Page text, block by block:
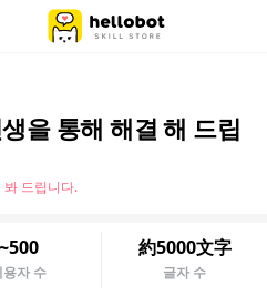
을 통해 해결 해 드립
봐 드립니다.
~500
용자 수
約5000文字
글자 수